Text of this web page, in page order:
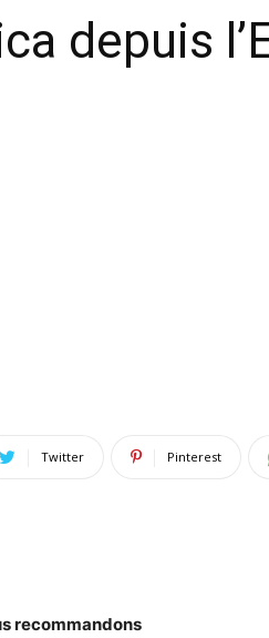
depuis
Twitter Pinterest
recommandons